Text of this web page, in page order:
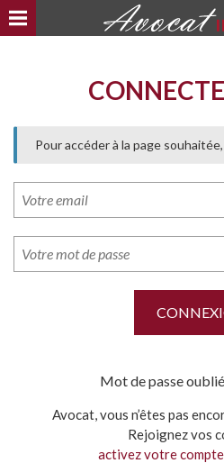
Pour accéder à la page
Mot de passe
Avocat, vous n’êtes pas
Rejoignez vos
activez votre